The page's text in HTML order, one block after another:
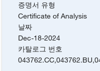
증명서 유형
Certificate of Analysis
날짜
Dec-18-2024
카탈로그 번호
043762.CC,043762.BU,